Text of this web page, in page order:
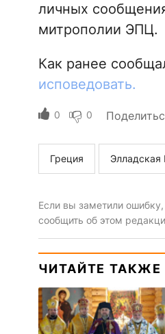
личных
митрополии ЭПЦ.
Как ранее
исповедовать.
0 0
Греция Элладская
Если вы заметили
сообщить об этом
ЧИТАЙТЕ ТАКЖЕ